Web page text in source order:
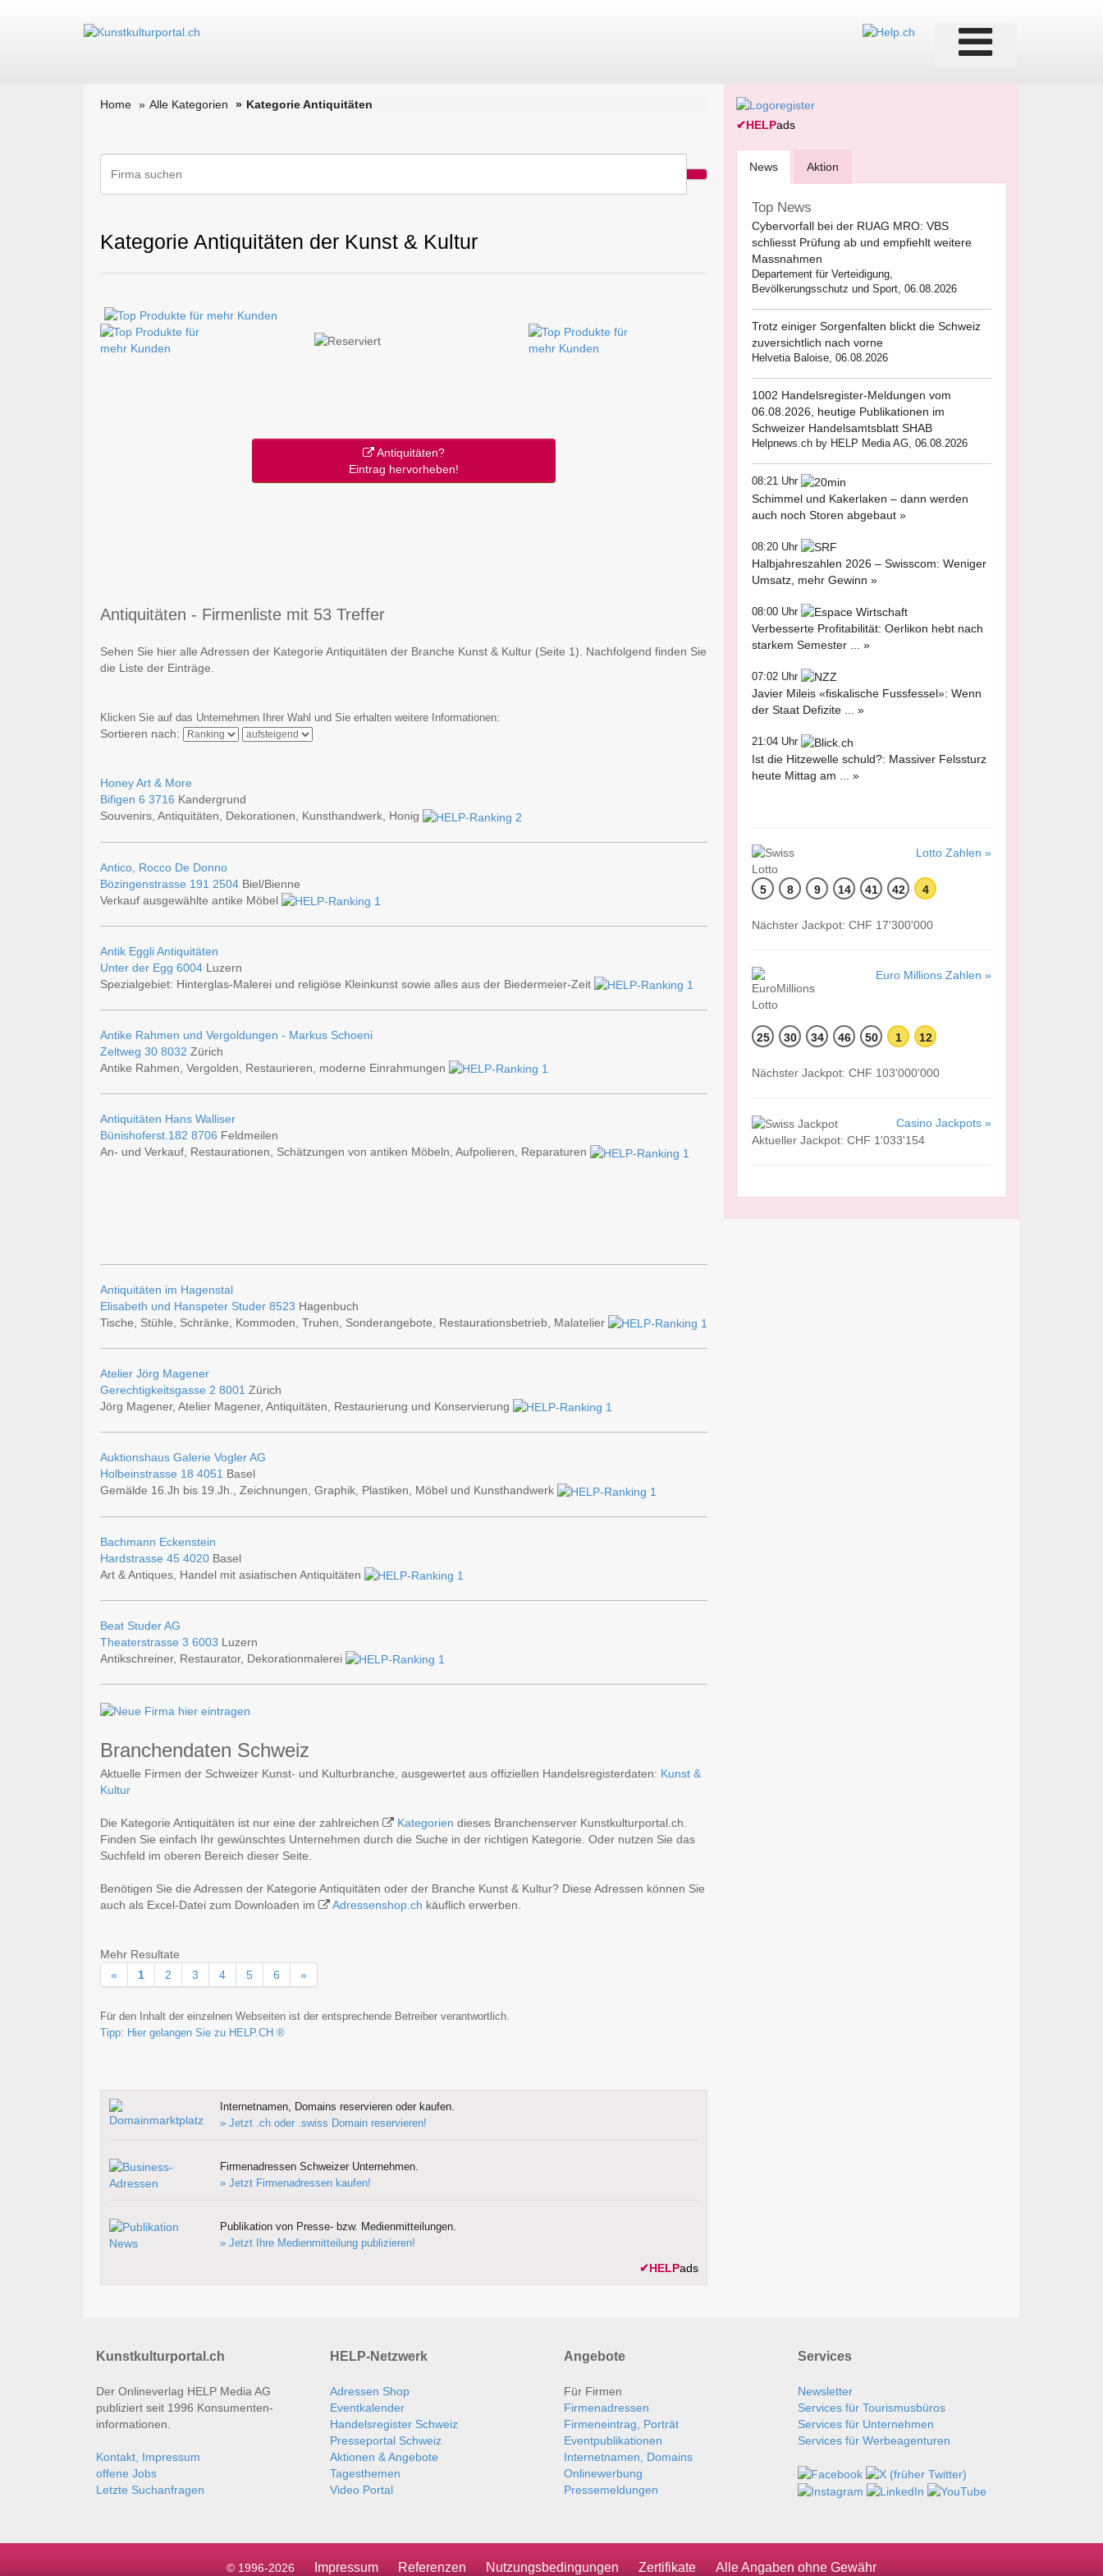
Home Alle Kategorien Kategorie Antiquitäten
Kategorie Antiquitäten der Kunst & Kultur
Antiquitäten?
Eintrag hervorheben!
Antiquitäten - Firmenliste mit 53 Treffer
Sehen Sie hier alle Adressen der Kategorie Antiquitäten der Branche Kunst & Kultur (Seite 1). Nachfolgend finden Sie
die Liste der Einträge.
Klicken Sie auf das Unternehmen Ihrer Wahl und Sie erhalten weitere Informationen:
Sortieren nach:
Honey Art & More
Bifigen 6 3716 Kandergrund
Souvenirs, Antiquitäten, Dekorationen, Kunsthandwerk, Honig
Antico, Rocco De Donno
Bözingenstrasse 191 2504 Biel/Bienne
Verkauf ausgewählte antike Möbel
Antik Eggli Antiquitäten
Unter der Egg 6004 Luzern
Spezialgebiet: Hinterglas-Malerei und religiöse Kleinkunst sowie alles aus der Biedermeier-Zeit
Antike Rahmen und Vergoldungen - Markus Schoeni
Zeltweg 30 8032 Zürich
Antike Rahmen, Vergolden, Restaurieren, moderne Einrahmungen
Antiquitäten Hans Walliser
Bünishoferst.182 8706 Feldmeilen
An- und Verkauf, Restaurationen, Schätzungen von antiken Möbeln, Aufpolieren, Reparaturen
Antiquitäten im Hagenstal
Elisabeth und Hanspeter Studer 8523 Hagenbuch
Tische, Stühle, Schränke, Kommoden, Truhen, Sonderangebote, Restaurationsbetrieb, Malatelier
Atelier Jörg Magener
Gerechtigkeitsgasse 2 8001 Zürich
Jörg Magener, Atelier Magener, Antiquitäten, Restaurierung und Konservierung
Auktionshaus Galerie Vogler AG
Holbeinstrasse 18 4051 Basel
Gemälde 16.Jh bis 19.Jh., Zeichnungen, Graphik, Plastiken, Möbel und Kunsthandwerk
Bachmann Eckenstein
Hardstrasse 45 4020 Basel
Art & Antiques, Handel mit asiatischen Antiquitäten
Beat Studer AG
Theaterstrasse 3 6003 Luzern
Antikschreiner, Restaurator, Dekorationmalerei
Branchendaten Schweiz
Aktuelle Firmen der Schweizer Kunst- und Kulturbranche, ausgewertet aus offiziellen Handelsregisterdaten: Kunst &
Kultur
Die Kategorie Antiquitäten ist nur eine der zahlreichen Kategorien dieses Branchenserver Kunstkulturportal.ch.
Finden Sie einfach Ihr gewünschtes Unternehmen durch die Suche in der richtigen Kategorie. Oder nutzen Sie das
Suchfeld im oberen Bereich dieser Seite.
Benötigen Sie die Adressen der Kategorie Antiquitäten oder der Branche Kunst & Kultur? Diese Adressen können Sie
auch als Excel-Datei zum Downloaden im
Adressenshop.ch käuflich erwerben.
Mehr Resultate
«
1 2 3 4 5 6 »
Für den Inhalt der einzelnen Webseiten ist der entsprechende Betreiber verantwortlich.
Tipp: Hier gelangen Sie zu HELP.CH ®
Internetnamen, Domains reservieren oder kaufen.
» Jetzt .ch oder .swiss Domain reservieren!
Firmenadressen Schweizer Unternehmen.
» Jetzt Firmenadressen kaufen!
Publikation von Presse- bzw. Medienmitteilungen.
» Jetzt Ihre Medienmitteilung publizieren!
✔HELPads
✔HELPads
News Aktion
Top News
Cybervorfall bei der RUAG MRO: VBS
schliesst Prüfung ab und empfiehlt weitere
Massnahmen
Departement für Verteidigung,
Bevölkerungsschutz und Sport, 06.08.2026
Trotz einiger Sorgenfalten blickt die Schweiz
zuversichtlich nach vorne
Helvetia Baloise, 06.08.2026
1002 Handelsregister-Meldungen vom
06.08.2026, heutige Publikationen im
Schweizer Handelsamtsblatt SHAB
Helpnews.ch by HELP Media AG, 06.08.2026
08:21 Uhr
Schimmel und Kakerlaken – dann werden
auch noch Storen abgebaut »
08:20 Uhr
Halbjahreszahlen 2026 – Swisscom: Weniger
Umsatz, mehr Gewinn »
08:00 Uhr
Verbesserte Profitabilität: Oerlikon hebt nach
starkem Semester ... »
07:02 Uhr
Javier Mileis «fiskalische Fussfessel»: Wenn
der Staat Defizite ... »
21:04 Uhr
Ist die Hitzewelle schuld?: Massiver Felssturz
heute Mittag am ... »
Lotto Zahlen »
5 8 9 14 41 42 4
Nächster Jackpot: CHF 17'300'000
Euro Millions Zahlen »
25 30 34 46 50 1 12
Nächster Jackpot: CHF 103'000'000
Casino Jackpots »
Aktueller Jackpot: CHF 1'033'154
Kunstkulturportal.ch
Der Onlineverlag HELP Media AG
publiziert seit 1996 Konsumenten­
informationen.
Kontakt, Impressum
offene Jobs
Letzte Suchanfragen
HELP-Netzwerk
Adressen Shop
Eventkalender
Handelsregister Schweiz
Presseportal Schweiz
Aktionen & Angebote
Tagesthemen
Video Portal
Angebote
Für Firmen
Firmenadressen
Firmeneintrag, Porträt
Eventpublikationen
Internetnamen, Domains
Onlinewerbung
Pressemeldungen
Services
Newsletter
Services für Tourismusbüros
Services für Unternehmen
Services für Werbeagenturen
© 1996-2026 Impressum Referenzen Nutzungsbedingungen Zertifikate Alle Angaben ohne Gewähr